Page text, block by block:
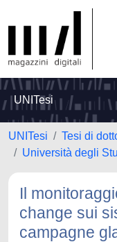
UNITesi
UNITesi
Tesi di
Università degli
Il
change sui
campagne